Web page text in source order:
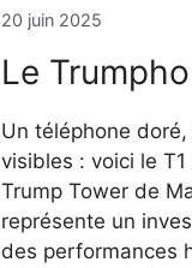
20 juin 2025
Le
Un téléphone
visibles : voici le
Trump Tower de
représente un
des performances